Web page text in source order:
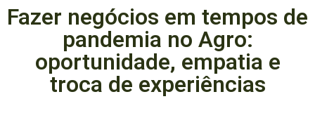
Fazer negócios em tempos de
pandemia no Agro:
oportunidade, empatia e
troca de experiências